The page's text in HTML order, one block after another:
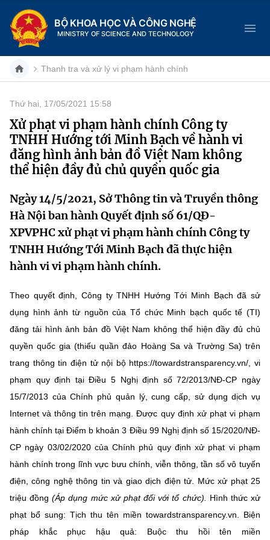
BỘ KHOA HỌC VÀ CÔNG NGHỆ
MINISTRY OF SCIENCE AND TECHNOLOGY
Danh mục
Trang chủ
Giới thiệu
Chức năng nhiệm vụ
Cơ cấu tổ chức
Lịch sử phát triển
Tin tức sự kiện
Khoa học và Công nghệ
Đổi mới sáng tạo
Bưu chính, Viễn thông
Sở hữu trí tuệ
Tiêu chuẩn, đo lường, chất lượng
Tin tổng hợp
Tin địa phương
Dịch vụ công
Hệ thống văn bản
Văn bản chỉ đạo điều hành
Lấy ý kiến người dân về dự thảo VBQPPL
THỐNG KÊ
Đổi mới sáng tạo
Chuyển đổi số
Bưu chính, Viễn thông
Tiêu chuẩn, đo lường, chất lượng
Năng lượng nguyên tử
THƯ ĐIỆN TỬ
Videos
Ảnh
Voice
Nhiệm vụ trọng tâm
Thanh tra và xử lý vi phạm hành chính
Thứ hai, 17/05/2021 15:58
Xử phạt vi phạm hành chính Công ty
TNHH Hướng tới Minh Bạch về hành vi
đăng hình ảnh bản đồ Việt Nam không
thể hiện đầy đủ chủ quyền quốc gia
Ngày 14/5/2021, Sở Thông tin và Truyền thông
Hà Nội ban hành Quyết định số 61/QĐ-
XPVPHC xử phạt vi phạm hành chính Công ty
TNHH Hướng Tới Minh Bạch đã thực hiện
hành vi vi phạm hành chính.
Theo quyết định, Công ty TNHH Hướng Tới Minh Bạch đã sử
dụng hình ảnh từ nguồn của Tổ chức Minh bạch quốc tế (TI)
đăng tải hình ảnh bản đồ Việt Nam không thể hiện đầy đủ chủ
quyền quốc gia (thiếu quần đảo Hoàng Sa và Trường Sa) trên
trang thông tin điện tử nội bộ https://towardstransparency.vn/, vi
phạm quy định tại Điều 5 Nghị định số 72/2013/NĐ-CP ngày
15/7/2013 của Chính phủ quản lý, cung cấp, sử dụng dịch vụ
Internet và thông tin trên mạng. Được quy định xử phạt vi phạm
hành chính tại Điểm b khoản 3 Điều 99 Nghị định số 15/2020/NĐ-
CP ngày 03/02/2020 của Chính phủ quy định xử phạt vi phạm
hành chính trong lĩnh vực bưu chính, viễn thông, tần số vô tuyến
điện, công nghệ thông tin và giao dịch điện tử. Mức xử phạt 25
triệu đồng(Áp dụng mức xử phạt đối với tổ chức). Hình thức xử
phạt bổ sung: Tịch thu tên miền towardstransparency.vn. Biện
pháp khắc phục hậu quả: Buộc thu hồi tên miền